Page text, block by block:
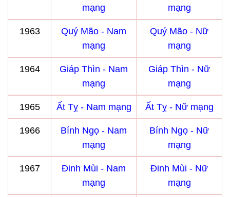
mạng
mạng
1963
Quý Mão - Nam
mạng
Quý Mão - Nữ
mạng
1964
Giáp Thìn - Nam
mạng
Giáp Thìn - Nữ
mạng
1965 Ất Tỵ - Nam mạng Ất Tỵ - Nữ mạng
1966
Bính Ngọ - Nam
mạng
Bính Ngọ - Nữ
mạng
1967
Đinh Mùi - Nam
mạng
Đinh Mùi - Nữ
mạng